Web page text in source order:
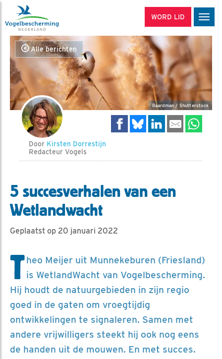
WORD LID
Alle berichten
Baardman / Shutterstock
Door Kirsten Dorrestijn
Redacteur Vogels
5 succesverhalen van een
Wetlandwacht
Geplaatst op 20 januari 2022
Theo Meijer uit Munnekeburen (Friesland)
is WetlandWacht van Vogelbescherming.
Hij houdt de natuurgebieden in zijn regio
goed in de gaten om vroegtijdig
ontwikkelingen te signaleren. Samen met
andere vrijwilligers steekt hij ook nog eens
de handen uit de mouwen. En met succes.